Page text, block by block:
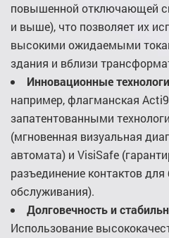
повышенной отключающей
и выше), что позволяет их
высокими ожидаемыми
здания и вблизи
Инновационные
например, флагманская
запатентованными
(мгновенная визуальная
автомата) и VisiSafe
разъединение контактов для
обслуживания).
Долговечность и
Использование